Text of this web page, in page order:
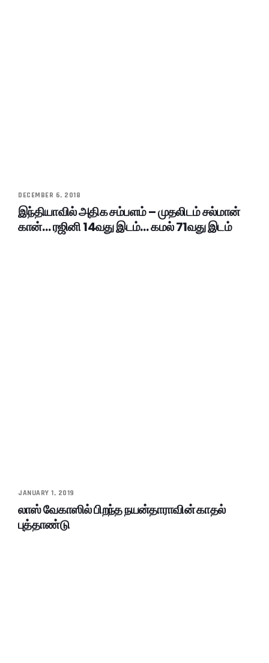
DECEMBER 6, 2018
இந்தியாவில் அதிக சம்பளம் – முதலிடம் சல்மான்
கான்… ரஜினி 14வது இடம்… கமல் 71வது இடம்
JANUARY 1, 2019
லாஸ் வேகாஸில் பிறந்த நயன்தாராவின் காதல்
புத்தாண்டு